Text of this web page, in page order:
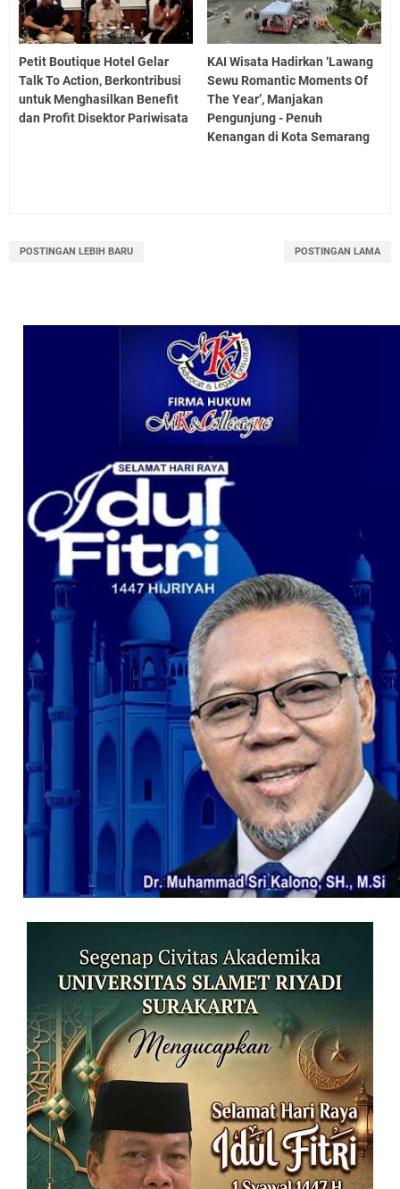
Petit Boutique Hotel Gelar
Talk To Action, Berkontribusi
untuk Menghasilkan Benefit
dan Profit Disektor Pariwisata
KAI Wisata Hadirkan ‘Lawang
Sewu Romantic Moments Of
The Year’, Manjakan
Pengunjung - Penuh
Kenangan di Kota Semarang
POSTINGAN LEBIH BARU POSTINGAN LAMA